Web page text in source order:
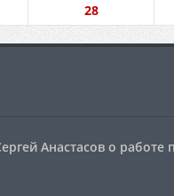
28
Анастасов о